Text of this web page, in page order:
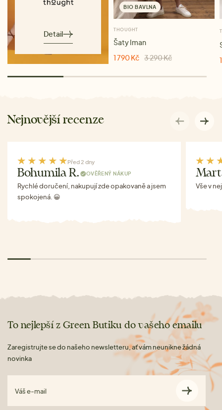
Detail
BIO BAVLNA
THOUGHT
Šaty Iman
1 790 Kč 3 290 Kč
Nejnovější recenze
Před 2 dny
Bohumila R. OVĚŘENÝ NÁKUP
Rychlé doručení, nakupují zde opakovaně a jsem
spokojená. 😀
Vše v
To nejlepší z Green Butiku do vašeho emailu
Zaregistrujte se do našeho newsletteru, ať vám neunikne žádná
novinka
Váš e-mail